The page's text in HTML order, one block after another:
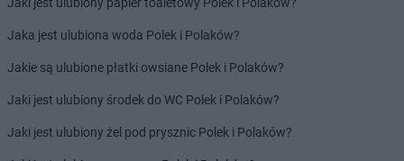
Jaka jest ulubiona woda Polek i Polaków?
Jakie są ulubione płatki owsiane Polek i Polaków?
Jaki jest ulubiony środek do WC Polek i Polaków?
Jaki jest ulubiony żel pod prysznic Polek i Polaków?